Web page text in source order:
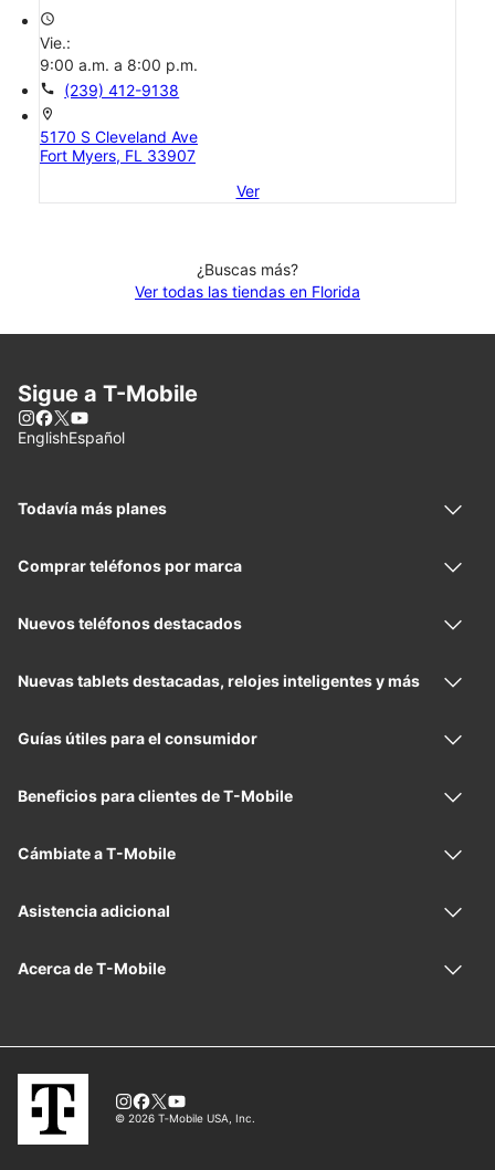
access_time
Vie.:
9:00 a.m. a 8:00 p.m.
call (239) 412-9138
location_on
5170 S Cleveland Ave
Fort Myers, FL 33907
Ver
¿Buscas más?
Ver todas las tiendas en Florida